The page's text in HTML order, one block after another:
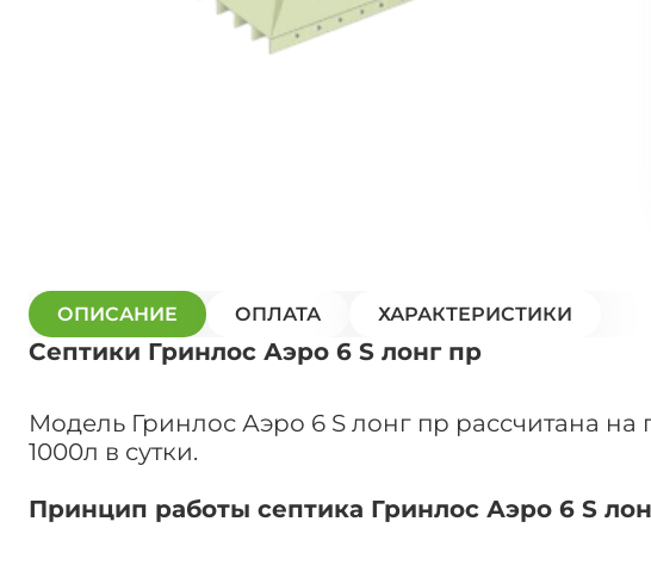
ОПИСАНИЕ ОПЛАТА ХАРАКТЕРИСТИКИ
Септики Гринлос Аэро 6 S лонг пр
Модель Гринлос Аэро 6 S лонг пр рассчитана
1000л в сутки.
Принцип работы септика Гринлос Аэро 6 S